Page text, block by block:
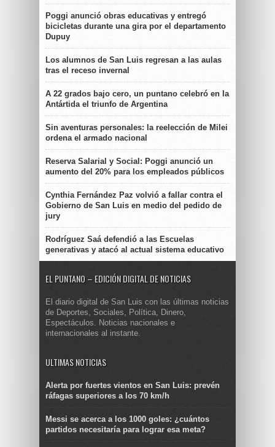
Poggi anunció obras educativas y entregó
bicicletas durante una gira por el departamento
Dupuy
Los alumnos de San Luis regresan a las aulas
tras el receso invernal
A 22 grados bajo cero, un puntano celebró en la
Antártida el triunfo de Argentina
Sin aventuras personales: la reelección de Milei
ordena el armado nacional
Reserva Salarial y Social: Poggi anunció un
aumento del 20% para los empleados públicos
Cynthia Fernández Paz volvió a fallar contra el
Gobierno de San Luis en medio del pedido de
jury
Rodríguez Saá defendió a las Escuelas
generativas y atacó al actual sistema educativo
EL PUNTANO – EDICIÓN DIGITAL DE NOTICIAS
El diario digital de San Luis con las últimas noticias
de Deportes, Sociales, Política, Dinero,
Espectáculos. Noticias nacionales e
internacionales al instante.
ULTIMAS NOTICIAS
Alerta por fuertes vientos en San Luis: prevén
ráfagas superiores a los 70 km/h
Messi se acerca a los 1000 goles: ¿cuántos
partidos necesitaría para lograr esa meta?